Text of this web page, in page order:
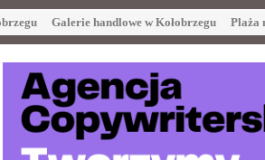
Galerie handlowe w Kołobrzegu Plaża